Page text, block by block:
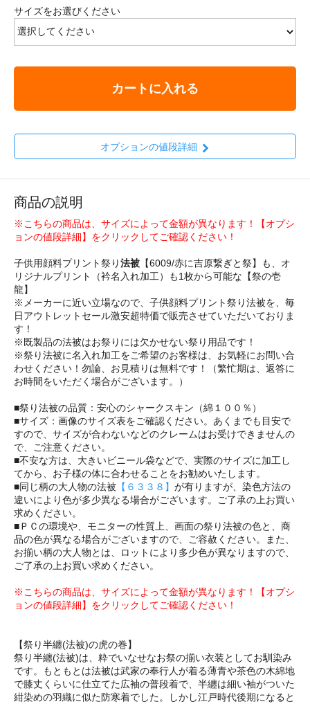
サイズをお選びください
カートに入れる
オプションの値段詳細
商品の説明
※こちらの商品は、サイズによって金額が異なります！【オプシ
ョンの値段詳細】をクリックしてご確認ください！
子供用顔料プリント祭り法被 【6009/赤に吉原繋ぎと祭】も、オ
リジナルプリント（衿名入れ加工）も1枚から可能な【祭の壱
龍】
※メーカーに近い立場なので、子供顔料プリント祭り法被を、毎
日アウトレットセール激安超特価で販売させていただいておりま
す！
※既製品の法被はお祭りには欠かせない祭り用品です！
※祭り法被に名入れ加工をご希望のお客様は、お気軽にお問い合
わせください！勿論、お見積りは無料です！（繁忙期は、返答に
お時間をいただく場合がございます。）
■祭り法被の品質：安心のシャークスキン（綿１００％）
■サイズ：画像のサイズ表をご確認ください。あくまでも目安で
すので、サイズが合わないなどのクレームはお受けできませんの
で、ご注意ください。
■不安な方は、大きいビニール袋などで、実際のサイズに加工し
てから、お子様の体に合わせることをお勧めいたします。
■同じ柄の大人物の法被 【６３３８】 が有りますが、染色方法の
違いにより色が多少異なる場合がございます。ご了承の上お買い
求めください。
■ＰＣの環境や、モニターの性質上、画面の祭り法被の色と、商
品の色が異なる場合がございますので、ご容赦ください。また、
お揃い柄の大人物とは、ロットにより多少色が異なりますので、
ご了承の上お買い求めください。
※こちらの商品は、サイズによって金額が異なります！【オプシ
ョンの値段詳細】をクリックしてご確認ください！
【祭り半纏(法被)の虎の巻】
祭り半纏(法被)は、粋でいなせなお祭の揃い衣装としてお馴染み
です。もともとは法被は武家の奉行人が着る薄青や茶色の木綿地
で膝丈くらいに仕立てた広袖の普段着で、半纏は細い袖がついた
紺染めの羽織に似た防寒着でした。しかし江戸時代後期になると